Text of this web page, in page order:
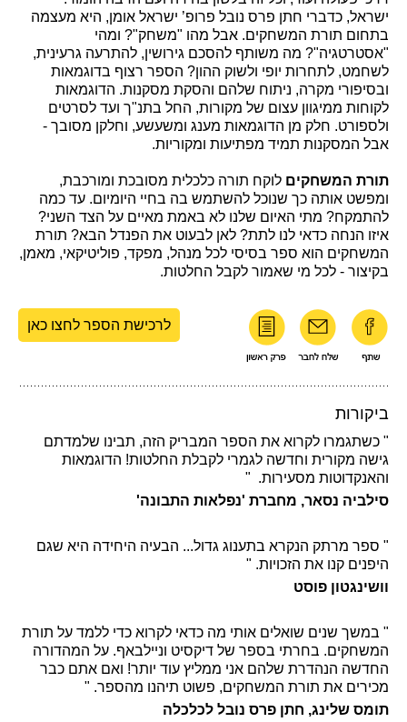
ישראל, כדברי חתן פרס נובל פרופ’ ישראל אומן, היא מעצמה
בתחום תורת המשחקים. אבל מהו "משחק"? ומהי
"אסטרטגיה"? מה משותף להסכם גירושין, להתרעה גרעינית,
לשחמט, לתחרות יופי ולשוק ההון? הספר רצוף בדוגמאות
ובסיפורי מקרה, ניתוח שלהם והסקת מסקנות. הדוגמאות
לקוחות ממיגוון עצום של מקורות, החל בתנ"ך ועד לסרטים
ולספורט. חלק מן הדוגמאות מענג ומשעשע, וחלקן מסובך -
אבל המסקנות תמיד מפתיעות ומקוריות.
תורת המשחקים לוקח תורה כלכלית מסובכת ומורכבת,
ומפשט אותה כך שנוכל להשתמש בה בחיי היומיום. עד כמה
להתמקח? מתי האיום שלנו לא באמת מאיים על הצד השני?
איזו הנחה כדאי לנו לתת? לאן לבעוט את הפנדל הבא? תורת
המשחקים הוא ספר בסיסי לכל מנהל, מפקד, פוליטיקאי, מאמן,
בקיצור - לכל מי שאמור לקבל החלטות.
לרכישת הספר לחצו כאן
ביקורות
" כשתגמרו לקרוא את הספר המבריק הזה, תבינו שלמדתם
גישה מקורית וחדשה לגמרי לקבלת החלטות! הדוגמאות
והאנקדוטות מסעירות. "
סילביה נסאר, מחברת 'נפלאות התבונה'
" ספר מרתק הנקרא בתענוג גדול... הבעיה היחידה היא שגם
היפנים קנו את הזכויות. "
וושינגטון פוסט
" במשך שנים שואלים אותי מה כדאי לקרוא כדי ללמד על תורת
המשחקים. בחרתי בספר של דיקסיט וניילבאף. על המהדורה
החדשה הנהדרת שלהם אני ממליץ עוד יותר! ואם אתם כבר
מכירים את תורת המשחקים, פשוט תיהנו מהספר. "
תומס שלינג, חתן פרס נובל לכלכלה